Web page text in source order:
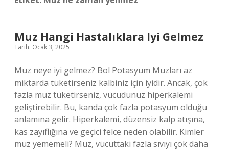
Muz Hangi Hastalıklara Iyi Gelmez
Tarih: Ocak 3, 2025
Muz neye iyi gelmez? Bol Potasyum Muzları az
miktarda tüketirseniz kalbiniz için iyidir. Ancak, çok
fazla muz tüketirseniz, vücudunuz hiperkalemi
geliştirebilir. Bu, kanda çok fazla potasyum olduğu
anlamına gelir. Hiperkalemi, düzensiz kalp atışına,
kas zayıflığına ve geçici felce neden olabilir. Kimler
muz yememeli? Muz, vücuttaki fazla sıvıyı çok daha